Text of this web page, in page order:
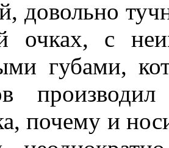
довольно
очках, с
губами,
почему и